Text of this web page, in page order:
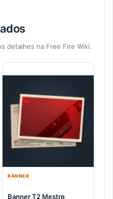
detalhes na Free Fire Wiki.
BANNER
Banner T2 Mestre